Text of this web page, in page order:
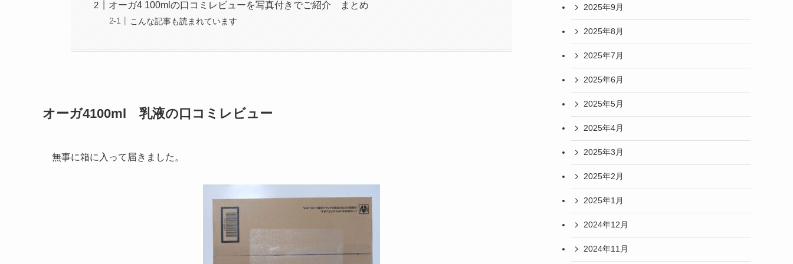
オーガ4 100mlの口コミレビューを写真付きでご紹介 まとめ
こんな記事も読まれています
オーガ4100ml 乳液の口コミレビュー
無事に箱に入って届きました。
2025年9月
2025年8月
2025年7月
2025年6月
2025年5月
2025年4月
2025年3月
2025年2月
2025年1月
2024年12月
2024年11月